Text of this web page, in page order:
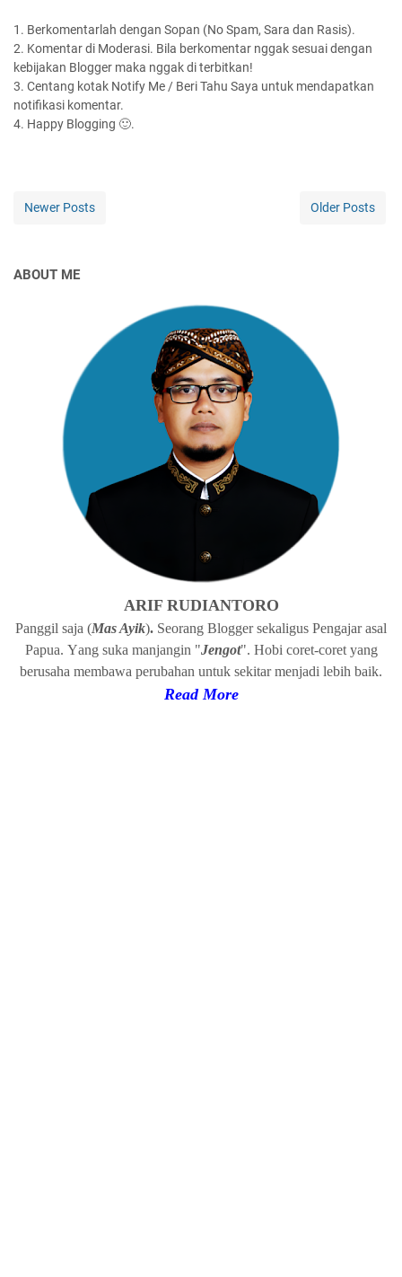
1. Berkomentarlah dengan Sopan (No Spam, Sara dan Rasis).
2. Komentar di Moderasi. Bila berkomentar nggak sesuai dengan
kebijakan Blogger maka nggak di terbitkan!
3. Centang kotak Notify Me / Beri Tahu Saya untuk mendapatkan
notifikasi komentar.
4. Happy Blogging 🙂.
Newer Posts Older Posts
ABOUT ME
ARIF RUDIANTORO
Panggil saja (Mas Ayik). Seorang Bloggersekaligus Pengajarasal
Papua. Yang suka manjangin "Jengot". Hobi coret-coret yang
berusaha membawa perubahan untuk sekitar menjadi lebih baik.
Read More